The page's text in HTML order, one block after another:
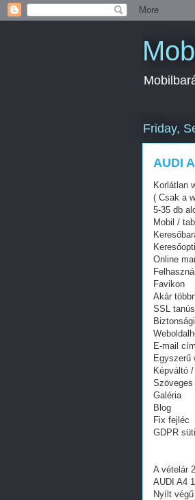
Friday,
AUDI
Korlátlan
( Csak a
5-35 db
Mobil /
Online
Favikon
Akár
SSL
E-mail
Egyszerű
Képváltó
Galéria
Blog
Fix fejléc
GDPR
A vételár
AUDI A4
Nyílt